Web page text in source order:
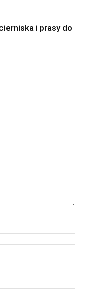
i prasy do